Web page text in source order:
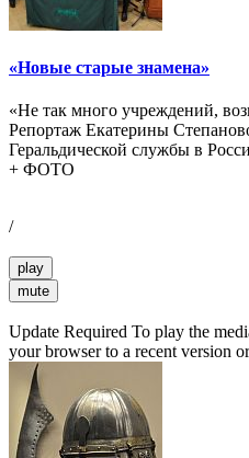
«Новые старые знамена»
«Не так много учреждений,
Репортаж Екатерины
Геральдической службы в
+ ФОТО
/
play
mute
Update Required To play the
your browser to a recent version